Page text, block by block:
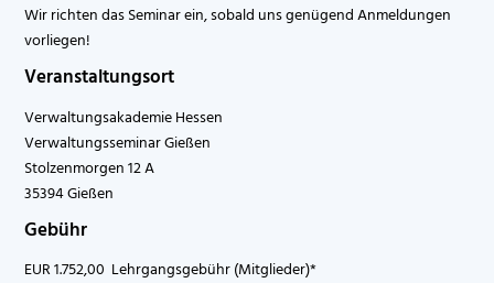
Wir richten das Seminar ein, sobald uns genügend Anmeldungen
vorliegen!
Veranstaltungsort
Verwaltungsakademie Hessen
Verwaltungsseminar Gießen
Stolzenmorgen 12 A
35394 Gießen
Gebühr
EUR 1.752,00 Lehrgangsgebühr (Mitglieder)*